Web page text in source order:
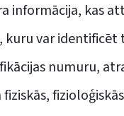
informācija, kas
kuru var
numuru,